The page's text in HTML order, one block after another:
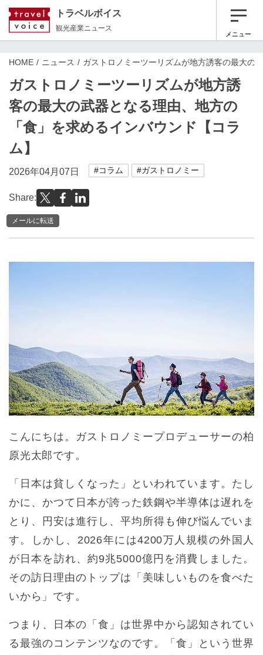
トラベルボイス
観光産業ニュース
メニュー
HOME ニュース ガストロノミーツーリズムが地方誘客の最大の
ガストロノミーツーリズムが地方誘
客の最大の武器となる理由、地方の
「食」を求めるインバウンド【コラ
ム】
2026年04月07日 #コラム #ガストロノミー
Share:
メールに転送
こんにちは。ガストロノミープロデューサーの柏
原光太郎です。
「日本は貧しくなった」といわれています。たし
かに、かつて日本が誇った鉄鋼や半導体は遅れを
とり、円安は進行し、平均所得も伸び悩んでいま
す。しかし、2026年には4200万人規模の外国人
が日本を訪れ、約9兆5000億円を消費しました。
その訪日理由のトップは「美味しいものを食べた
いから」です。
つまり、日本の「食」は世界中から認知されてい
る最強のコンテンツなのです。「食」という世界